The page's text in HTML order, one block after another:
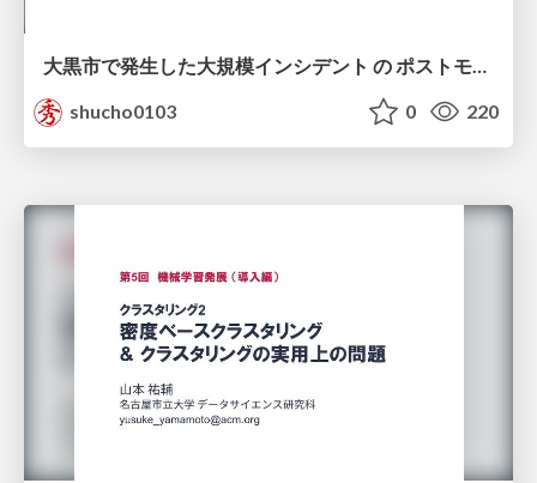
大黒市で発生した大規模インシデント の ポストモーテムから読み解く、 記憶媒体消去の大切さ
shucho0103
0 220